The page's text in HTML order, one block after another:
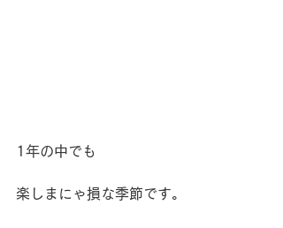
1年の中でも
楽しまにゃ損な季節です。